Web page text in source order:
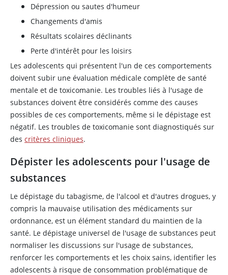
Dépression ou sautes d'humeur
Changements d'amis
Résultats scolaires déclinants
Perte d'intérêt pour les loisirs
Les adolescents qui présentent l'un de ces comportements
doivent subir une évaluation médicale complète de santé
mentale et de toxicomanie. Les troubles liés à l'usage de
substances doivent être considérés comme des causes
possibles de ces comportements, même si le dépistage est
négatif. Les troubles de toxicomanie sont diagnostiqués sur
des critères cliniques.
Dépister les adolescents pour l'usage de
substances
Le dépistage du tabagisme, de l'alcool et d'autres drogues, y
compris la mauvaise utilisation des médicaments sur
ordonnance, est un élément standard du maintien de la
santé. Le dépistage universel de l'usage de substances peut
normaliser les discussions sur l'usage de substances,
renforcer les comportements et les choix sains, identifier les
adolescents à risque de consommation problématique de